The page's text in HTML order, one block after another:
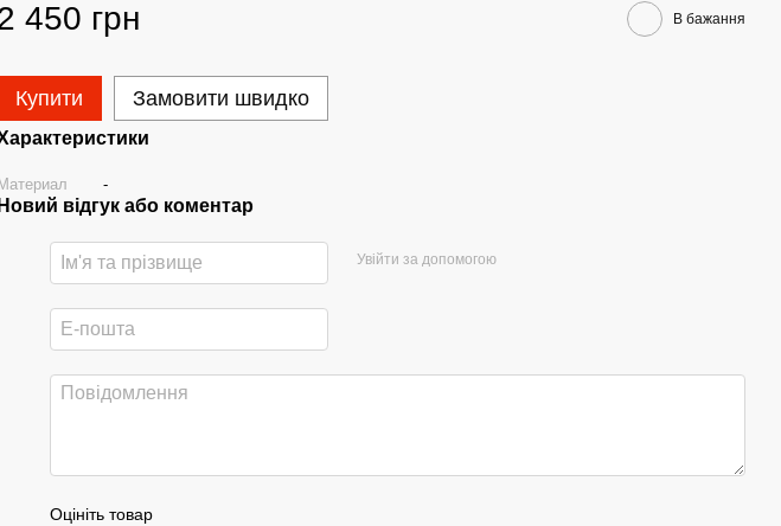
450 грн В бажання
Купити Замовити швидко
Материал -
Новий відгук або коментар
Увійти за допомогою
Оцініть товар